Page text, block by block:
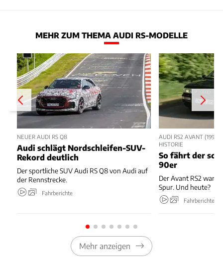
MEHR ZUM THEMA AUDI RS-MODELLE
NEUER AUDI RS Q8
Audi schlägt Nordschleifen-SUV-
Rekord deutlich
Der sportliche SUV Audi RS Q8 von Audi auf
der Rennstrecke.
Fahrberichte
AUDI RS2 AVANT (1994-
HISTORIE
So fährt der
90er
Der Avant RS2 war
Spur. Und heute?
Fahrberichte
Mehr anzeigen